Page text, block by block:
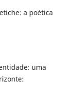
a poética
uma